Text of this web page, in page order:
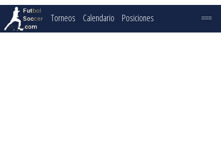
Torneos Calendario Posiciones ===